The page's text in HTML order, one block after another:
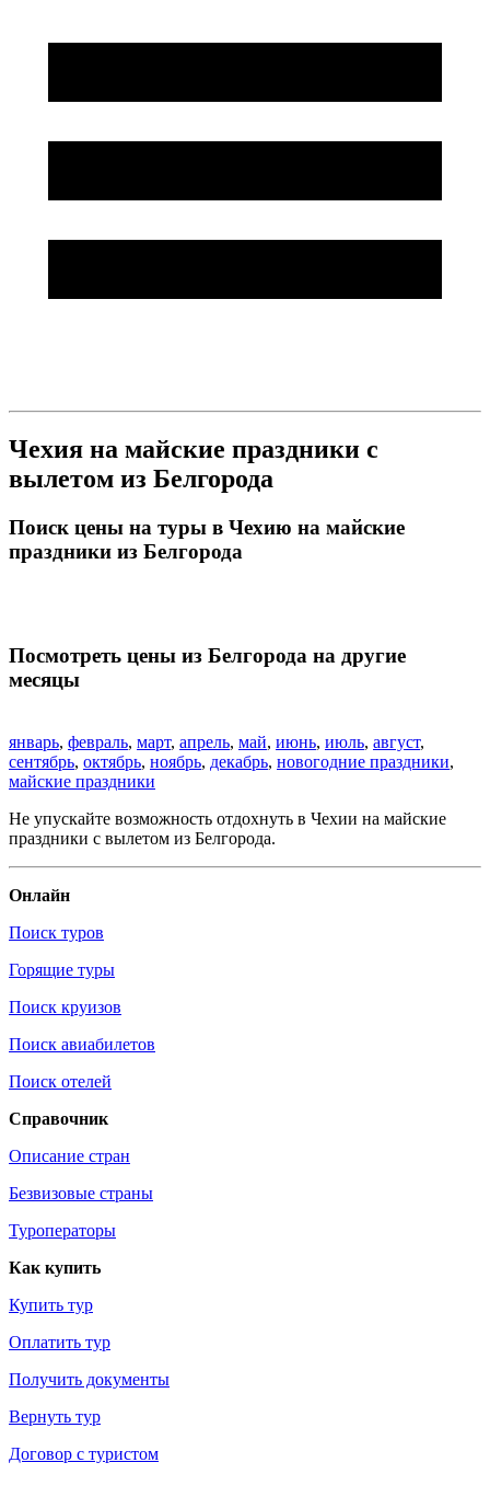
Чехия на майские праздники с
вылетом из Белгорода
Поиск цены на туры в Чехию на майские
праздники из Белгорода
Посмотреть цены из Белгорода на другие
месяцы
январь, февраль, март, апрель, май, июнь, июль, август,
сентябрь, октябрь, ноябрь, декабрь, новогодние праздники,
майские праздники
Не упускайте возможность отдохнуть в Чехии на майские
праздники с вылетом из Белгорода.
Онлайн
Поиск туров
Горящие туры
Поиск круизов
Поиск авиабилетов
Поиск отелей
Справочник
Описание стран
Безвизовые страны
Туроператоры
Как купить
Купить тур
Оплатить тур
Получить документы
Вернуть тур
Договор с туристом